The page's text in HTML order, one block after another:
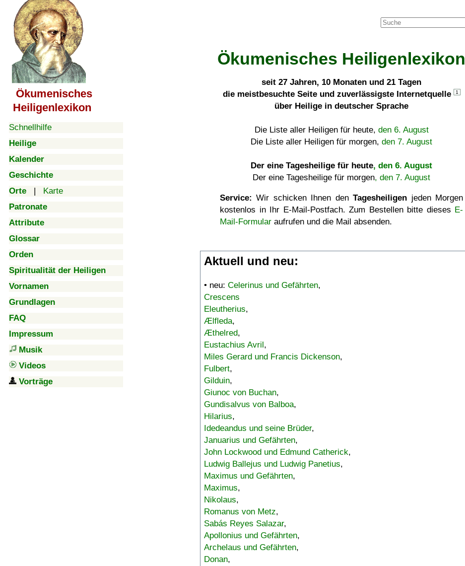
Ökumenisches
Heiligenlexikon
Schnellhilfe
Heilige
Kalender
Geschichte
Orte | Karte
Patronate
Attribute
Glossar
Orden
Spiritualität der Heiligen
Vornamen
Grundlagen
FAQ
Impressum
Musik
Videos
Vorträge
Ökumenisches Heiligenlexikon
seit 27 Jahren, 10 Monaten und 21 Tagen
die meistbesuchte Seite und zuverlässigste Internetquelle
1
über Heilige in deutscher Sprache
Die Liste aller Heiligen für heute, den 6. August
Die Liste aller Heiligen für morgen, den 7. August
Der eine Tagesheilige für heute, den 6. August
Der eine Tagesheilige für morgen, den 7. August
Service: Wir schicken Ihnen denTagesheiligen jeden Morgen
kostenlos in Ihr E-Mail-Postfach. Zum Bestellen bitte dieses E-
Mail-Formular aufrufen und die Mail absenden.
Aktuell und neu:
• neu: Celerinus und Gefährten,
Crescens
Eleutherius,
Ælfleda,
Æthelred,
Eustachius Avril,
Miles Gerard und Francis Dickenson,
Fulbert,
Gilduin,
Giunoc von Buchan,
Gundisalvus von Balboa,
Hilarius,
Idedeandus und seine Brüder,
Januarius und Gefährten,
John Lockwood und Edmund Catherick,
Ludwig Ballejus und Ludwig Panetius,
Maximus und Gefährten,
Maximus,
Nikolaus,
Romanus von Metz,
Sabás Reyes Salazar,
Apollonius und Gefährten,
Archelaus und Gefährten,
Donan,